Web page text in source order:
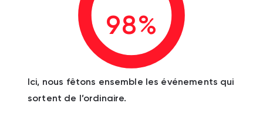
98%
Ici, nous fêtons ensemble les événements qui
sortent de l’ordinaire.